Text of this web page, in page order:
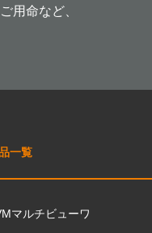
用命など、
一覧
マルチビューワ